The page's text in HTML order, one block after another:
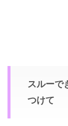
スルーで
つけて